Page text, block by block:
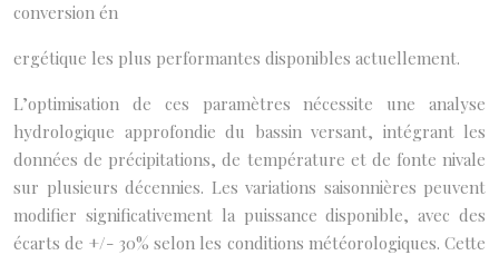
conversion én
ergétique les plus performantes disponibles actuellement.
L’optimisation de ces paramètres nécessite une analyse
hydrologique approfondie du bassin versant, intégrant les
données de précipitations, de température et de fonte nivale
sur plusieurs décennies. Les variations saisonnières peuvent
modifier significativement la puissance disponible, avec des
écarts de +/- 30% selon les conditions météorologiques. Cette